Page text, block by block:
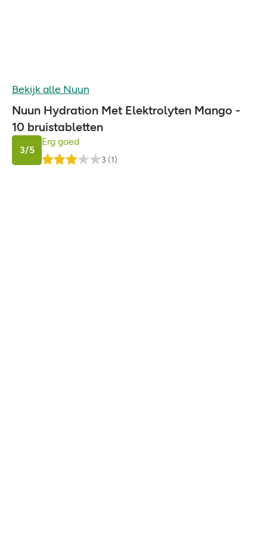
Bekijk alle Nuun
Nuun Hydration Met Elektrolyten Mango -
10 bruistabletten
3/5
Erg goed
3 (1)